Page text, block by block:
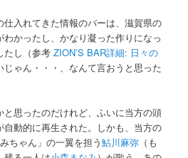
仕入れてきた情報のバーは、滋賀県の
かったし、かなり凝った作りになっ
たし（参考ZION’S BAR詳細: 日々の
じゃん・・・、なんて言おうと思った
思ったのだけれど、ふいに当方の頭
動的に再生された。しかも、当方の
ちゃん」の一翼を担う鮎川麻弥 （も